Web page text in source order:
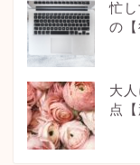
忙
の
大
点